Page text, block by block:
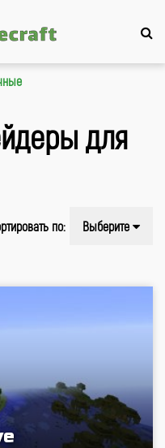
для
по: Выберите